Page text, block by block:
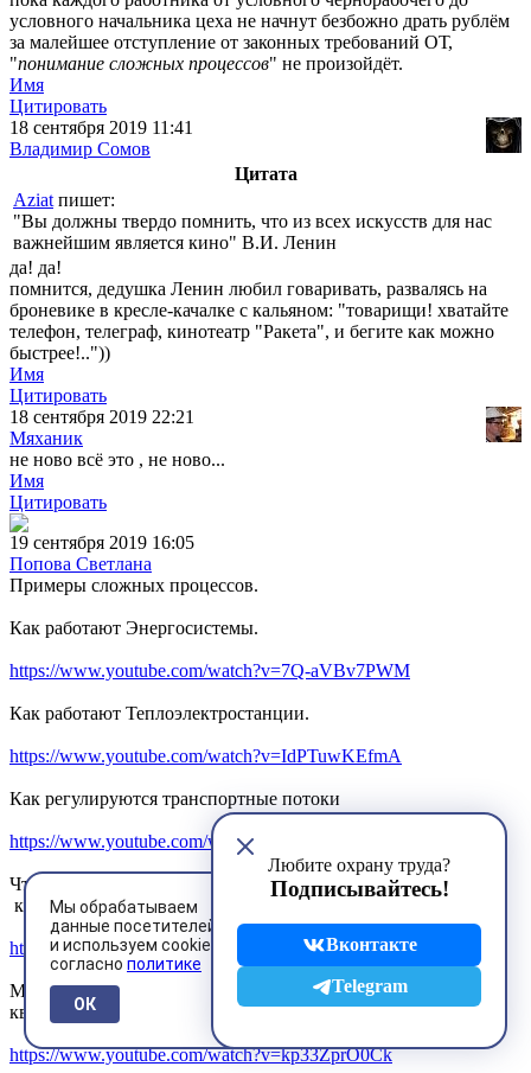
условного начальника цеха не начнут безбожно драть рублём
за малейшее отступление от законных требований ОТ,
"понимание сложных процессов" не произойдёт.
Имя
Цитировать
18 сентября 2019 11:41
Владимир Сомов
Цитата
Aziat пишет:
"Вы должны твердо помнить, что из всех искусств для нас
важнейшим является кино" В.И. Ленин
да! да!
помнится, дедушка Ленин любил говаривать, развалясь на
броневике в кресле-качалке с кальяном: "товарищи! хватайте
телефон, телеграф, кинотеатр "Ракета", и бегите как можно
быстрее!.."))
Имя
Цитировать
18 сентября 2019 22:21
Мяханик
не ново всё это , не ново...
Имя
Цитировать
19 сентября 2019 16:05
Попова Светлана
Примеры сложных процессов.
Как работают Энергосистемы.
https://www.youtube.com/watch?v=7Q-aVBv7PWM
Как работают Теплоэлектростанции.
https://www.youtube.com/watch?v=IdPTuwKEfmA
Как регулируются транспортные потоки
https://www.youtube.com/watch?v=DP62ogEZgkI
Что такое гидроудар и как он возникает. Это когда столб
кипятка достает до 9-ти этажного здания.
https://www.youtube.com/watch?v=xoLmVFAFjn4
Микроволновка. Она есть и в офисах и в квартирах. Это
квантовая физика - тоже не просто.
https://www.youtube.com/watch?v=kp33ZprO0Ck
Мы обрабатываем
данные посетителей
и используем cookies
согласно политике
ОК
Любите охрану труда?
Подписывайтесь!
Вконтакте
Telegram